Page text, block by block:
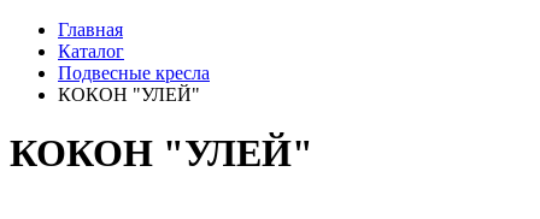
Главная
Каталог
Подвесные кресла
КОКОН "УЛЕЙ"
КОКОН "УЛЕЙ"